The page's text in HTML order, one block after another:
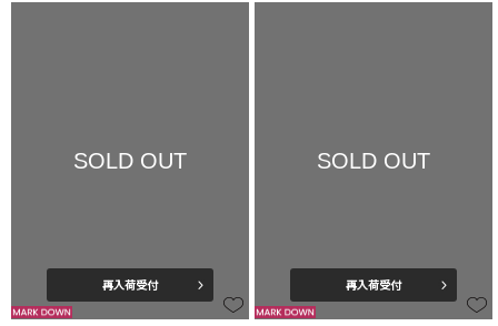
SOLD OUT
再入荷受付
SOLD OUT
再入荷受付